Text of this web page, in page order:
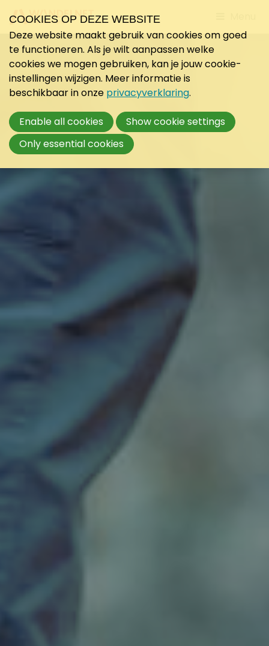
to
COOKIES OP DEZE WEBSITE
Deze website maakt gebruik van cookies om goed
te functioneren. Als je wilt aanpassen welke
cookies we mogen gebruiken, kan je jouw cookie-
instellingen wijzigen. Meer informatie is
beschikbaar in onze privacyverklaring.
Enable all cookies
Show cookie settings
Only essential cookies